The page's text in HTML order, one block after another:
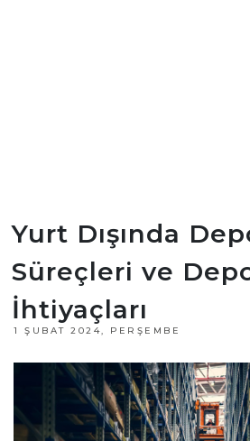
Yurt Dışında
Süreçleri ve
İhtiyaçları
1 ŞUBAT 2024, PERŞEMBE